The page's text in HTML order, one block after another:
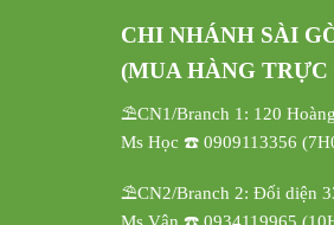
CHI NHÁNH SÀI
(MUA HÀNG
⛱️CN1/Branch 1: 120
Ms Học ☎️ 0909113356
⛱️CN2/Branch 2: Đối diện